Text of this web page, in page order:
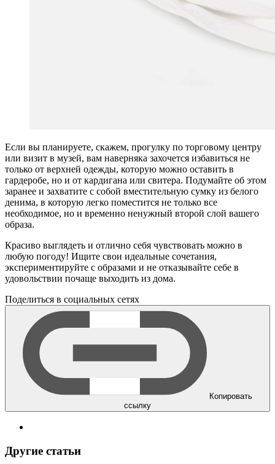
Если вы планируете, скажем, прогулку по торговому центру
или визит в музей, вам наверняка захочется избавиться не
только от верхней одежды, которую можно оставить в
гардеробе, но и от кардигана или свитера. Подумайте об этом
заранее и захватите с собой вместительную сумку из белого
денима, в которую легко поместится не только все
необходимое, но и временно ненужный второй слой вашего
образа.
Красиво выглядеть и отлично себя чувствовать можно в
любую погоду! Ищите свои идеальные сочетания,
экспериментируйте с образами и не отказывайте себе в
удовольствии почаще выходить из дома.
Поделиться в социальных сетях
Копировать
ссылку
Другие статьи